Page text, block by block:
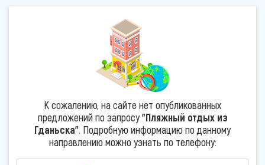
К сожалению, на сайте нет опубликованных
предложений по запросу"Пляжный отдых из
Гданьска". Подробную информацию по данному
направлению можно узнать по телефону: